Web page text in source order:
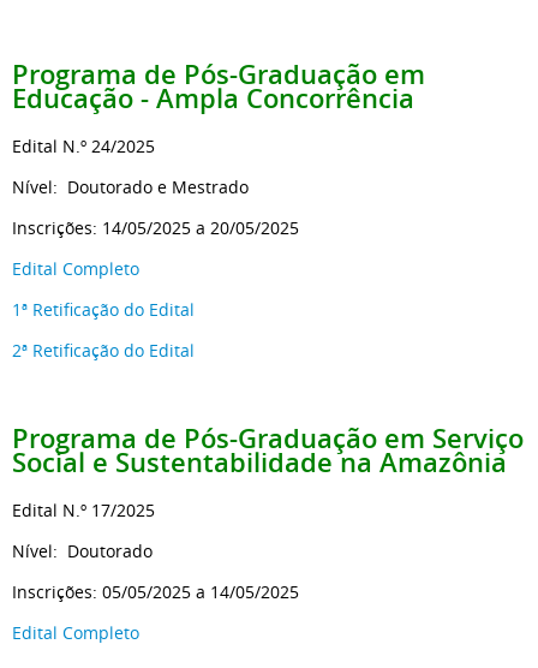
Programa de Pós-Graduação em
Educação - Ampla Concorrência
Edital N.º 24/2025
Nível: Doutorado e Mestrado
Inscrições: 14/05/2025 a 20/05/2025
Edital Completo
1ª Retificação do Edital
2ª Retificação do Edital
Programa de Pós-Graduação em Serviço
Social e Sustentabilidade na Amazônia
Edital N.º 17/2025
Nível: Doutorado
Inscrições: 05/05/2025 a 14/05/2025
Edital Completo